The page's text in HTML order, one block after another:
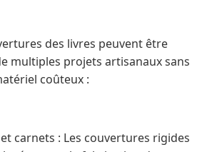
des livres peuvent être
multiples projets artisanaux sans
coûteux :
carnets : Les couvertures rigides